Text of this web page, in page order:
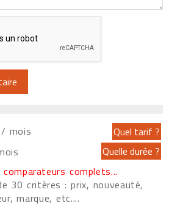
mois
complets...
30 critères : prix, nouveauté,
marque, etc....